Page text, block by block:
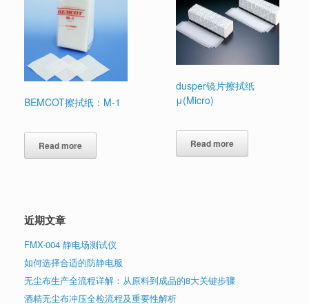
BEMCOT擦拭纸：M-1
Read more
dusper镜片擦拭纸
μ(Micro)
Read more
近期文章
FMX-004 静电场测试仪
如何选择合适的防静电服
无尘布生产全流程详解：从原料到成品的8大关键步骤
酒精无尘布冲压全检流程及重要性解析